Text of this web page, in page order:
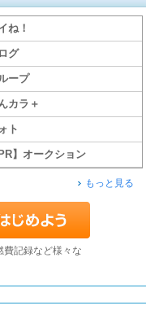
ね！
グ
ープ
カラ＋
ト
PR】オークション
もっと見る
費記録など様々な